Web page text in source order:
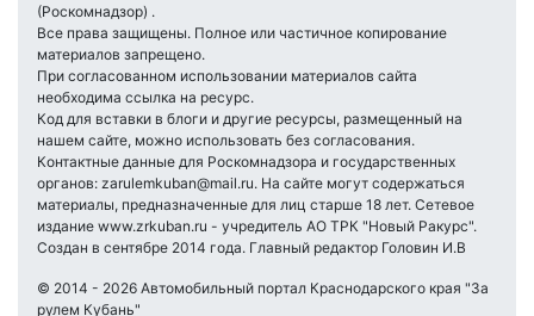
(Роскомнадзор) .
Все права защищены. Полное или частичное копирование
материалов запрещено.
При согласованном использовании материалов сайта
необходима ссылка на ресурс.
Код для вставки в блоги и другие ресурсы, размещенный на
нашем сайте, можно использовать без согласования.
Контактные данные для Роскомнадзора и государственных
органов: zarulemkuban@mail.ru. На сайте могут содержаться
материалы, предназначенные для лиц старше 18 лет. Сетевое
издание www.zrkuban.ru - учредитель АО ТРК "Новый Ракурс".
Создан в сентябре 2014 года. Главный редактор Головин И.В
© 2014 - 2026 Автомобильный портал Краснодарского края "За
рулем Кубань"